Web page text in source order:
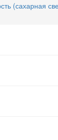
(сахарная